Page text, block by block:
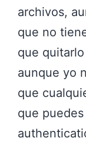
archivos,
que no
que
aunque yo
que
que